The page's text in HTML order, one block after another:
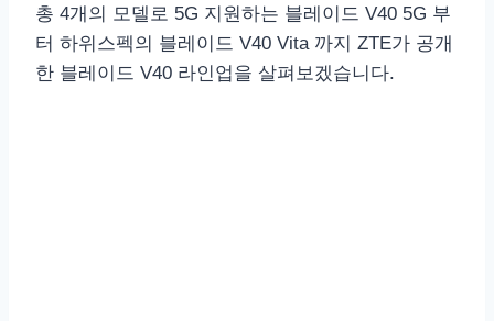
총 4개의 모델로 5G 지원하는 블레이드 V40 5G 부
터 하위스펙의 블레이드 V40 Vita 까지 ZTE가 공개
한 블레이드 V40 라인업을 살펴보겠습니다.